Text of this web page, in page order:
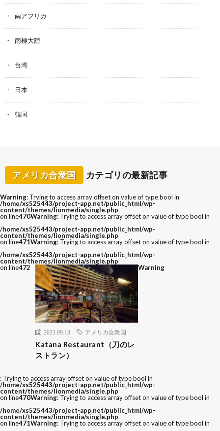
南アフリカ
南極大陸
台湾
日本
韓国
アメリカ合衆国 カテゴリの最新記事
Warning: Trying to access array offset on value of type bool in
/home/xs525443/project-app.net/public_html/wp-
content/themes/lionmedia/single.php
on line470Warning: Trying to access array offset on value of type bool in
/home/xs525443/project-app.net/public_html/wp-
content/themes/lionmedia/single.php
on line471Warning: Trying to access array offset on value of type bool in
/home/xs525443/project-app.net/public_html/wp-
content/themes/lionmedia/single.php
on line472
2023.09.13 アメリカ合衆国
Katana Restaurant（刀のレ
ストラン）
Warning
: Trying to access array offset on value of type bool in
/home/xs525443/project-app.net/public_html/wp-
content/themes/lionmedia/single.php
on line470Warning: Trying to access array offset on value of type bool in
/home/xs525443/project-app.net/public_html/wp-
content/themes/lionmedia/single.php
on line471Warning: Trying to access array offset on value of type bool in